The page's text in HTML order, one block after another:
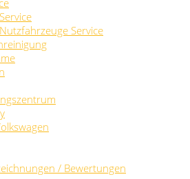
Service
/ Bewertungen